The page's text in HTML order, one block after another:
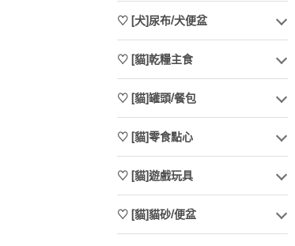
♡ [犬]尿布/犬便盆
♡ [貓]乾糧主食
♡ [貓]罐頭/餐包
♡ [貓]零食點心
♡ [貓]遊戲玩具
♡ [貓]貓砂/便盆